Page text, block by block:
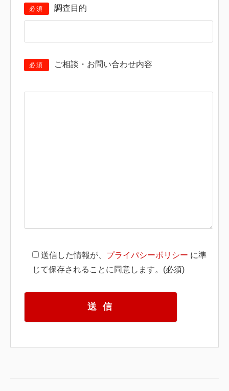
必須 調査目的
必須 ご相談・お問い合わせ内容
送信した情報が、 プライパシーポリシー に準
じて保存されることに同意します。(必須)